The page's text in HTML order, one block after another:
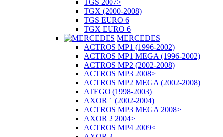
TGS 2007>
TGX (2000-2008)
TGS EURO 6
TGX EURO 6
MERCEDES
ACTROS MP1 (1996-2002)
ACTROS MP1 MEGA (1996-2002)
ACTROS MP2 (2002-2008)
ACTROS MP3 2008>
ACTROS MP2 MEGA (2002-2008)
ATEGO (1998-2003)
AXOR 1 (2002-2004)
ACTROS MP3 MEGA 2008>
AXOR 2 2004>
ACTROS MP4 2009<